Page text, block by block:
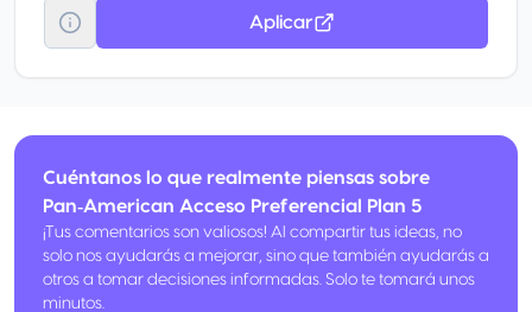
Aplicar
Cuéntanos lo que realmente piensas sobre
Pan‑American Acceso Preferencial Plan 5
¡Tus comentarios son valiosos! Al compartir tus ideas, no
solo nos ayudarás a mejorar, sino que también ayudarás a
otros a tomar decisiones informadas. Solo te tomará unos
minutos.